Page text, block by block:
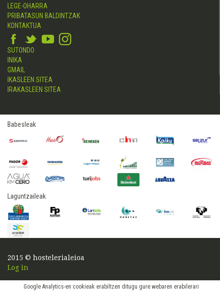
Google Analytics-en cookieak erabiltzen ditugu gure webaren erabilerari
LEGE-OHARRA
PRIBATASUN BALDINTZAK
KONTAKTUA
SUTONDO
INIKA
GMAIL
IKASLEEN SITEA
IRAKASLEEN SITEA
Babesleak
Laguntzaileak
2015 © hostelerialeioa
Log in